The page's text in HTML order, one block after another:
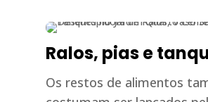
Ralos, pias e
Os restos de alimentos